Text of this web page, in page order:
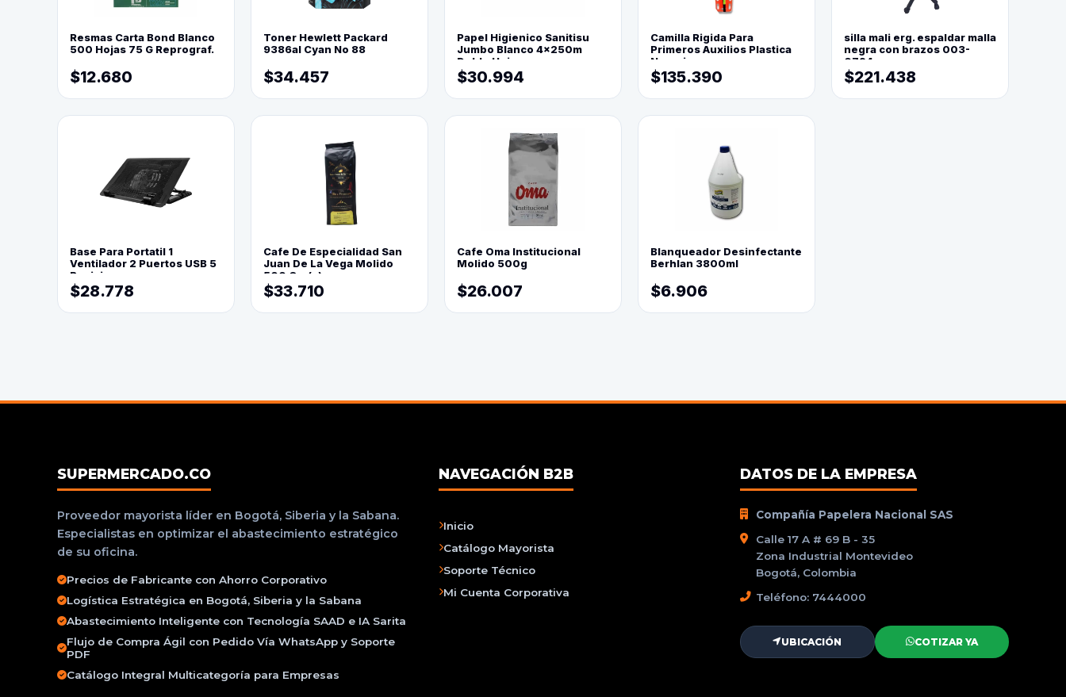
Resmas Carta Bond Blanco
500 Hojas 75 G Reprograf.
$12.680
Toner Hewlett Packard
9386al Cyan No 88
$34.457
Papel Higienico Sanitisu
Jumbo Blanco 4x250m
Doble Hoja
$30.994
Camilla Rigida Para
Primeros Auxilios Plastica
Naranja
$135.390
silla mali erg. espaldar malla
negra con brazos 003-
0794
$221.438
Base Para Portatil 1
Ventilador 2 Puertos USB 5
Posiciones
$28.778
Cafe De Especialidad San
Juan De La Vega Molido
500 Grs(=)
$33.710
Cafe Oma Institucional
Molido 500g
$26.007
Blanqueador Desinfectante
Berhlan 3800ml
$6.906
SUPERMERCADO.CO
Proveedor mayorista líder en Bogotá, Siberia y la Sabana.
Especialistas en optimizar el abastecimiento estratégico
de su oficina.
Precios de Fabricante con Ahorro Corporativo
Logística Estratégica en Bogotá, Siberia y la Sabana
Abastecimiento Inteligente con Tecnología SAAD e IA Sarita
Flujo de Compra Ágil con Pedido Vía WhatsApp y Soporte
PDF
Catálogo Integral Multicategoría para Empresas
NAVEGACIÓN B2B
Inicio
Catálogo Mayorista
Soporte Técnico
Mi Cuenta Corporativa
DATOS DE LA EMPRESA
Compañía Papelera Nacional SAS
Calle 17 A # 69 B - 35
Zona Industrial Montevideo
Bogotá, Colombia
Teléfono: 7444000
UBICACIÓN COTIZAR YA